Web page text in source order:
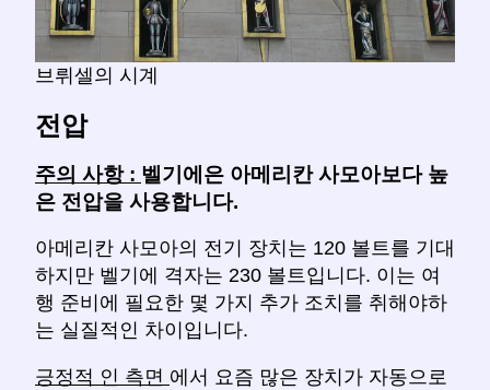
브뤼셀의 시계
전압
주의 사항 : 벨기에은 아메리칸 사모아보다 높
은 전압을 사용합니다.
아메리칸 사모아의 전기 장치는 120 볼트를 기대
하지만 벨기에 격자는 230 볼트입니다. 이는 여
행 준비에 필요한 몇 가지 추가 조치를 취해야하
는 실질적인 차이입니다.
긍정적 인 측면 에서 요즘 많은 장치가 자동으로